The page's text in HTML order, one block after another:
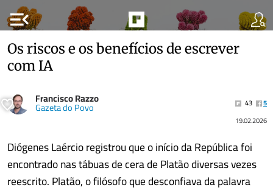
menu_open
Os riscos e os benefícios de escrever
com IA
Francisco Razzo
Gazeta do Povo 43
5
19.02.2026
Diógenes Laércio registrou que o início da República foi
encontrado nas tábuas de cera de Platão diversas vezes
reescrito. Platão, o filósofo que desconfiava da palavra